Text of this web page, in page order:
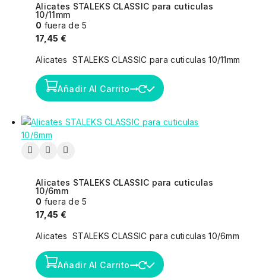
Alicates STALEKS CLASSIC para cuticulas
10/11mm
0 fuera de 5
17,45 €
Alicates STALEKS CLASSIC para cuticulas 10/11mm
Añadir Al Carrito
Alicates STALEKS CLASSIC para cuticulas
10/6mm
0 fuera de 5
17,45 €
Alicates STALEKS CLASSIC para cuticulas 10/6mm
Añadir Al Carrito